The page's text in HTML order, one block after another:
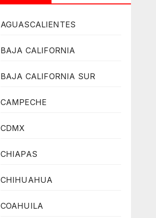
AGUASCALIENTES
BAJA CALIFORNIA
BAJA CALIFORNIA SUR
CAMPECHE
CDMX
CHIAPAS
CHIHUAHUA
COAHUILA